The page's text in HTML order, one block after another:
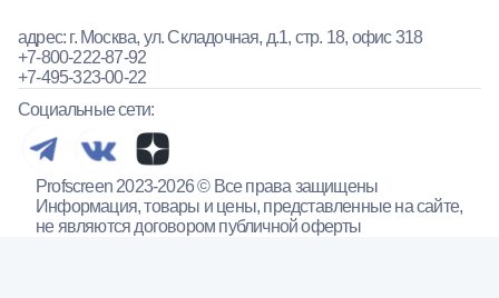
адрес: г. Москва, ул. Складочная, д.1, стр. 18, офис 318
+7-800-222-87-92
+7-495-323-00-22
Социальные сети:
Profscreen 2023-2026 © Все права защищены
Информация, товары и цены, представленные на сайте,
не являются договором публичной оферты